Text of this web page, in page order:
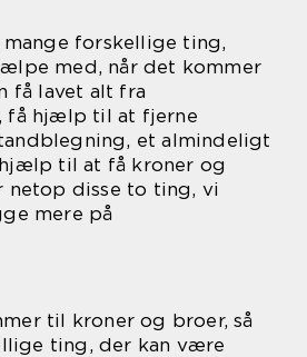
mange forskellige ting,
med, når det kommer
få lavet alt fra
få hjælp til at fjerne
et almindeligt
til at få kroner og
netop disse to ting, vi
mere på
til kroner og broer, så
ting, der kan være